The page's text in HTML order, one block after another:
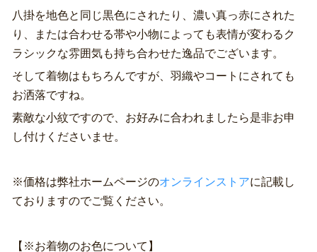
八掛を地色と同じ黒色にされたり、濃い真っ赤にされた
り、または合わせる帯や小物によっても表情が変わるク
ラシックな雰囲気も持ち合わせた逸品でございます。
そして着物はもちろんですが、羽織やコートにされても
お洒落ですね。
素敵な小紋ですので、お好みに合われましたら是非お申
し付けくださいませ。
※価格は弊社ホームページのオンラインストアに記載し
ておりますのでご覧ください。
【※お着物のお色について】